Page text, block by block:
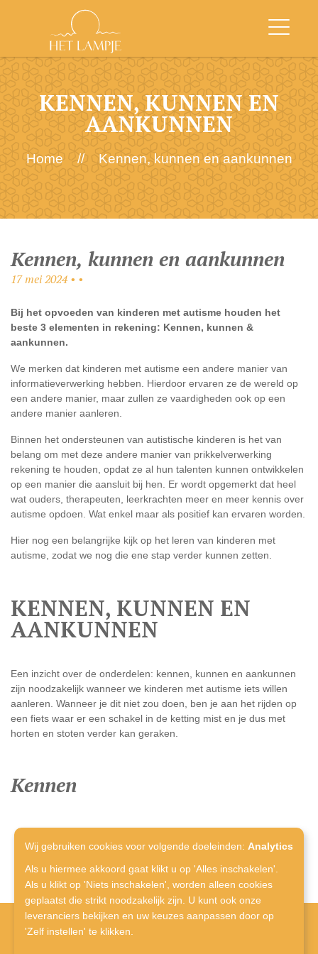
Wij gebruiken cookies voor volgende doeleinden: Analytics
Als u hiermee akkoord gaat klikt u op 'Alles inschakelen'.
Als u klikt op 'Niets inschakelen', worden alleen cookies
geplaatst die strikt noodzakelijk zijn. U kunt ook onze
leveranciers bekijken en uw keuzes aanpassen door op
'Zelf instellen' te klikken.
KENNEN, KUNNEN EN
AANKUNNEN
Home // Kennen, kunnen en aankunnen
Kennen, kunnen en aankunnen
17 mei 2024 • •
Bij het opvoeden van kinderen met autisme houden het
beste 3 elementen in rekening: Kennen, kunnen &
aankunnen.
We merken dat kinderen met autisme een andere manier van
informatieverwerking hebben. Hierdoor ervaren ze de wereld op
een andere manier, maar zullen ze vaardigheden ook op een
andere manier aanleren.
Binnen het ondersteunen van autistische kinderen is het van
belang om met deze andere manier van prikkelverwerking
rekening te houden, opdat ze al hun talenten kunnen ontwikkelen
op een manier die aansluit bij hen. Er wordt opgemerkt dat heel
wat ouders, therapeuten, leerkrachten meer en meer kennis over
autisme opdoen. Wat enkel maar als positief kan ervaren worden.
Hier nog een belangrijke kijk op het leren van kinderen met
autisme, zodat we nog die ene stap verder kunnen zetten.
KENNEN, KUNNEN EN
AANKUNNEN
Een inzicht over de onderdelen: kennen, kunnen en aankunnen
zijn noodzakelijk wanneer we kinderen met autisme iets willen
aanleren. Wanneer je dit niet zou doen, ben je aan het rijden op
een fiets waar er een schakel in de ketting mist en je dus met
horten en stoten verder kan geraken.
Kennen